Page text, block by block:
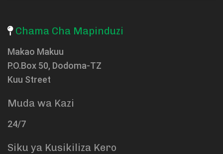
Chama Cha Mapinduzi
Makao Makuu
P.O.Box 50, Dodoma-TZ
Kuu Street
Muda wa Kazi
24/7
Siku ya Kusikiliza Kero